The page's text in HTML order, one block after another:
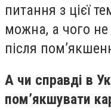
питання з цієї
можна, а чого
після
А чи справді в
пом’якшувати